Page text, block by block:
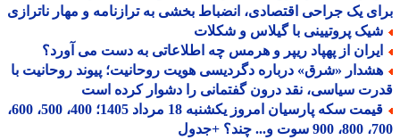
یک جراحی اقتصادی، انضباط بخشی به ترازنامه و مهار ناترازی
پروتیینی با گیلاس و شکلات
از پهپاد ریپر و هرمس چه اطلاعاتی به دست می آورد؟
«شرق» درباره دگردیسی هویت روحانیت؛ پیوند روحانیت با
سیاسی، نقد درون گفتمانی را دشوار کرده است
قیمت سکه پارسیان امروز یکشنبه 18 مرداد 1405؛ 400، 500، 600،